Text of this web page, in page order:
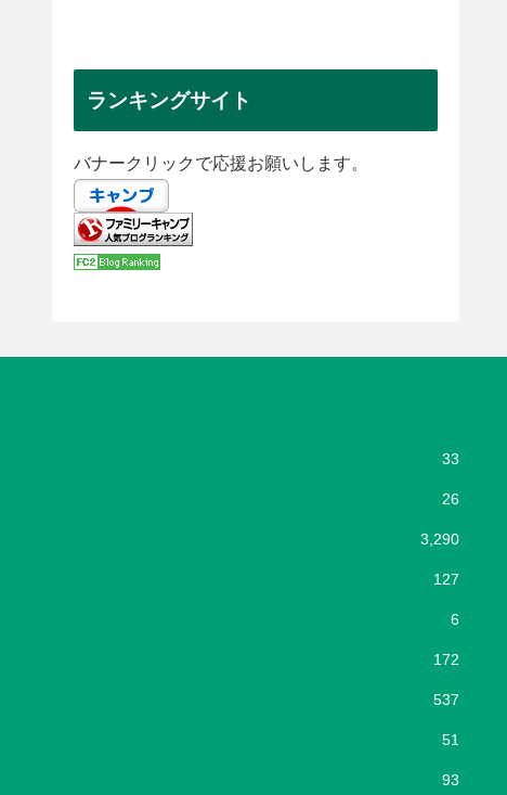
ランキングサイト
バナークリックで応援お願いします。
33
26
3,290
127
6
172
537
51
93